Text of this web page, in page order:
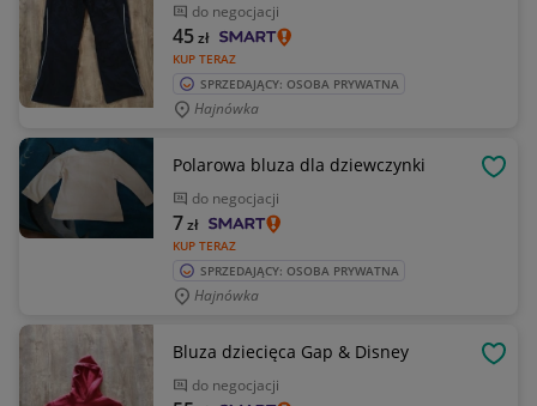
do negocjacji
KUP TERAZ
45zł
SPRZEDAJĄCY: OSOBA PRYWATNA
Hajnówka
Polarowa bluza dla dziewczynki
do negocjacji
KUP TERAZ
7zł
SPRZEDAJĄCY: OSOBA PRYWATNA
Hajnówka
Bluza dziecięca Gap & Disney
do negocjacji